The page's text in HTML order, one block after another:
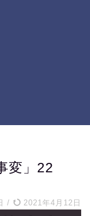
変」22
/ 2021年4月12日